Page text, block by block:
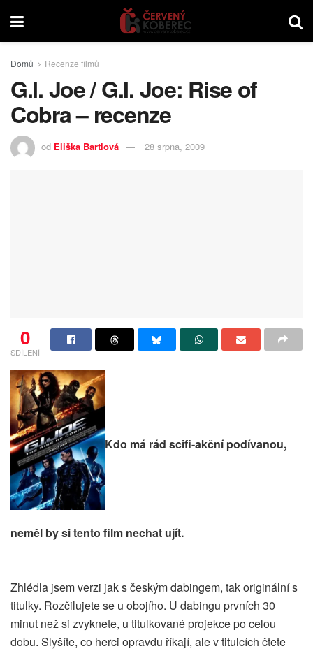
Domů Recenze filmů
G.I. Joe / G.I. Joe: Rise of
Cobra – recenze
od Eliška Bartlová 28 srpna, 2009
0
SDÍLENÍ
Kdo má rád scifi-akční podívanou,
neměl by si tento film nechat ujít.
Zhlédla jsem verzi jak s českým dabingem, tak originální s
titulky. Rozčilujete se u obojího. U dabingu prvních 30
minut než si zvyknete, u titulkované projekce po celou
dobu. Slyšíte, co herci opravdu říkají, ale v titulcích čtete